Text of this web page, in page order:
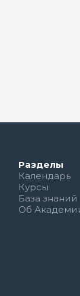
Разделы
Календарь
Курсы
База знаний
Об